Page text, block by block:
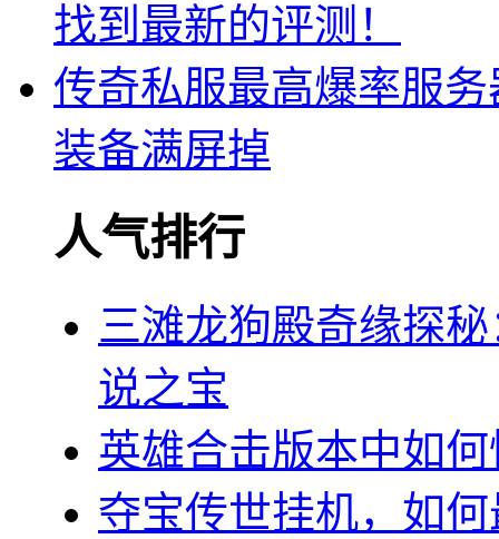
找到最新的评测！
传奇私服最高爆率服
装备满屏掉
人气排行
三滩龙狗殿奇缘探
说之宝
英雄合击版本中如
夺宝传世挂机，如